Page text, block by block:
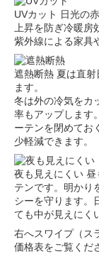
UVカット 日光の
上昇を防ぎ冷暖房
紫外線による家具
遮熱断熱 夏は直射
ます。
冬は外の冷気をカ
率もアップします
ーテンを閉めてお
少軽減できます。
夜も見えにくい 昼
テンです。明かり
シーを守ります。
ても中が見えにく
右へスワイプ（ス
価格表をご覧くだ